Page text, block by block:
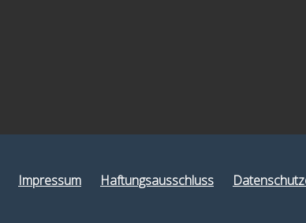
Impressum Haftungsausschluss